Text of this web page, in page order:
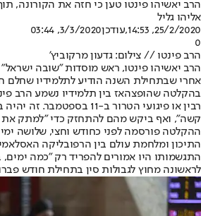
הרב יאשיהו פינטו טען כי חזה את הקורונה,
אליהו גליל
25/2/2020, 14:53
,עודכן3/3/2020, 03:44
0
הרב פינטו // צילום: גדעון מרקוביץ'
הרב יאשיהו פינטו, ראש מוסדות "שובה ישראל"
אחרי שבתחילת השנה הודיע לתלמידיו שחלם
בהקלטה שהופצהאז בין תלמידיו נשמע הרב
רבין או פיגועי
קשה", ואף ביקש מהם להתחזק כדי "למתק את
ההקלטה פורסמה לפני כחודש וחצי, שלושה
התיכון ומלחמת עולם בין הרפובליקה
לראשונה מחוץ לגבולות סין בתחילת חודש